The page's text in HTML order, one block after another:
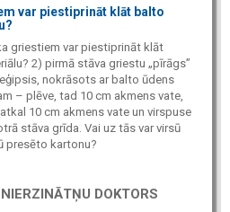
var piestiprināt klāt balto
griestiem var piestiprināt klāt
2) pirmā stāva griestu „pīrāgs”
nokrāsots ar balto ūdens
– plēve, tad 10 cm akmens vate,
10 cm akmens vate un virspuse
stāva grīda. Vai uz tās var virsū
presēto kartonu?
DOKTORS